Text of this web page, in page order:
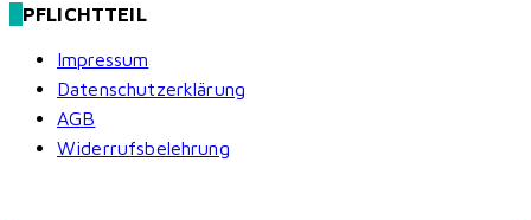
PFLICHTTEIL
Impressum
Datenschutzerklärung
AGB
Widerrufsbelehrung